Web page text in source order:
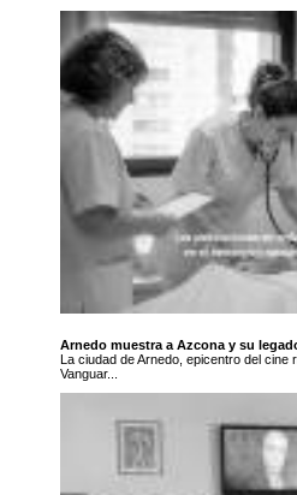
Arnedo muestra a Azcona y su
La ciudad de Arnedo, epicentro del cine
Vanguar...